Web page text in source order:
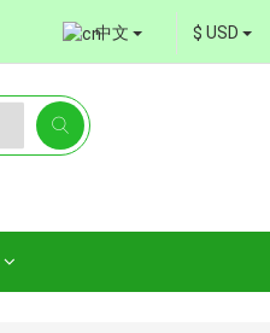
中文 $ USD